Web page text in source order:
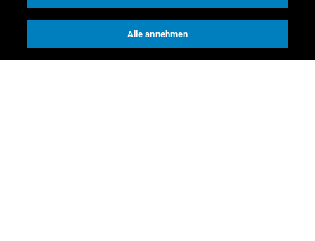
Vergütungsbericht
Alle annehmen